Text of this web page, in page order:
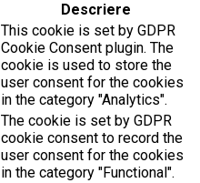
Descriere
This cookie is set by GDPR
Cookie Consent plugin. The
cookie is used to store the
user consent for the cookies
in the category "Analytics".
The cookie is set by GDPR
cookie consent to record the
user consent for the cookies
in the category "Functional".